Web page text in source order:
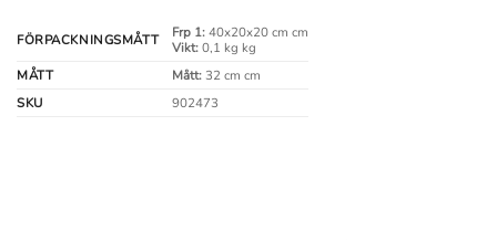
FÖRPACKNINGSMÅTT Frp 1:40x20x20 cm cm
Vikt:0,1 kg kg
MÅTT
Mått:32 cm cm
SKU
902473